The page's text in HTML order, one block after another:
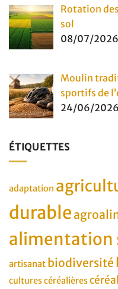
Rotation
sol
08/07/2026
Moulin
sportifs de
24/06/2026
ÉTIQUETTES
adaptation
durable
alimentation
artisanat biodiversité
cultures céréalières